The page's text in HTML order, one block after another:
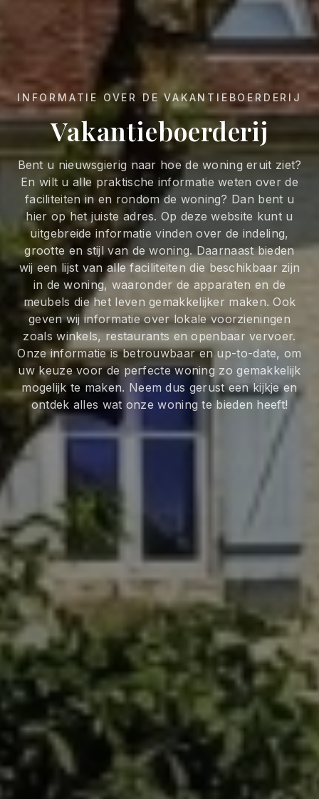
INFORMATIE OVER DE VAKANTIEBOERDERIJ
Vakantieboerderij
Bent u nieuwsgierig naar hoe de woning eruit ziet?
En wilt u alle praktische informatie weten over de
faciliteiten in en rondom de woning? Dan bent u
hier op het juiste adres. Op deze website kunt u
uitgebreide informatie vinden over de indeling,
grootte en stijl van de woning. Daarnaast bieden
wij een lijst van alle faciliteiten die beschikbaar zijn
in de woning, waaronder de apparaten en de
meubels die het leven gemakkelijker maken. Ook
geven wij informatie over lokale voorzieningen
zoals winkels, restaurants en openbaar vervoer.
Onze informatie is betrouwbaar en up-to-date, om
uw keuze voor de perfecte woning zo gemakkelijk
mogelijk te maken. Neem dus gerust een kijkje en
ontdek alles wat onze woning te bieden heeft!